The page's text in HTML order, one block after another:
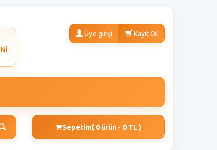
Üye girişi Kayıt Ol
Sepetim( 0 ürün - 0 TL )